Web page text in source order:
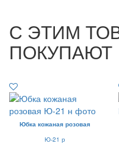
С ЭТИМ
ПОКУПАЮТ
Юбка кожаная розовая
Ю-21 р